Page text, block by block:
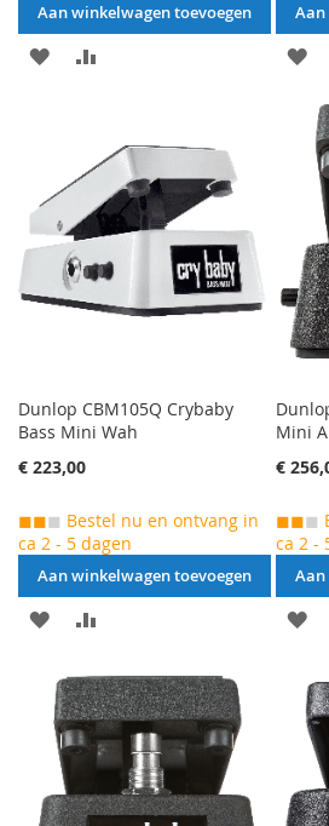
Aan winkelwagen toevoegen
AAN
VERGELIJKEN
Dunlop CBM105Q Crybaby
Bass Mini Wah
€ 223,00
◼◼◼ Bestel nu en ontvang in
ca 2 - 5 dagen
Aan winkelwagen toevoegen
AAN
TOEVOEGEN
OM
TE
VERGELIJKEN
Mini
€
◼◼◼
ca 2 -